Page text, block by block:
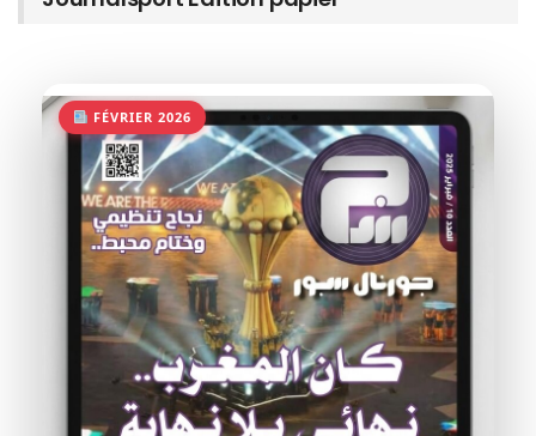
FÉVRIER 2026